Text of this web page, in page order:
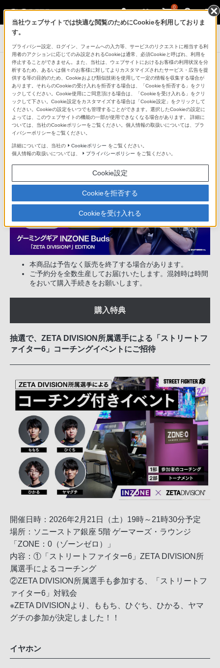
0
ゲーミングギア INZONE™（インゾーン）
ゲーミングギア INZONE
Buds「ZETA DIVISION」EDITION
販売を終了いたしました
本商品は予告なく販売を終了する場合があります。
ご予約分を全数生産してお届けいたします。混雑時は時間
をおいて購入手続きをお願いします。
購入特典
抽選で、ZETA DIVISION所属選手による「ストリートフ
ァイター6」コーチングイベントにご招待
開催日時：2026年2月21日（土）19時～21時30分予定
場所：ソニーストア銀座 5階 ゲーマーズ・ラウンジ
「ZONE：0（ゾーンゼロ）」
内容：①「ストリートファイター6」ZETA DIVISION所
属選手によるコーチング
②ZETA DIVISION所属選手も参加する、「ストリートフ
ァイター6」対戦会
※ZETA DIVISIONより、ももち、ひぐち、ひかる、ヤマ
グチの参加が決定しました！！
イヤホン
当社ウェブサイトでは快適な閲覧のためにCookieを利用しておりま
す。
プライバシー設定、ログイン、フォームへの入力等、サービスのリクエストに相当する利
用者のアクションに応じてのみ設定されるCookieは通常、必須Cookieと呼ばれ、利用を
停止することができません。また、当社は、ウェブサイトにおけるお客様の利用状況を分
析するため、あるいは個々のお客様に対してよりカスタマイズされたサービス・広告を提
供する等の目的のため、Cookieおよび類似技術を使用して一定の情報を収集する場合が
あります。それらのCookieの受け入れを拒否する場合は、「Cookieを拒否する」をクリ
ックしてください。Cookie使用にご同意頂ける場合は、「Cookieを受け入れる」をクリ
ックして下さい。Cookie設定をカスタマイズする場合は「Cookie設定」をクリックして
ください。Cookieの設定をいつでも管理することができます。選択したCookieの設定に
よっては、このウェブサイトの機能の一部が使用できなくなる場合があります。 詳細に
ついては、当社のCookieポリシーをご覧ください。個人情報の取扱いについては、プラ
イバシーポリシーをご覧ください。
詳細については、当社の Cookieポリシー をご覧ください。
個人情報の取扱いについては、
プライバシーポリシー をご覧ください。
Cookie設定
Cookieを拒否する
Cookieを受け入れる